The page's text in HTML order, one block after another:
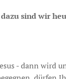
dazu sind wir
- dann wird